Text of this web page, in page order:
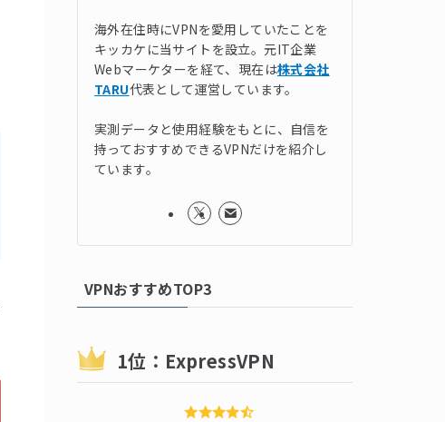
海外在住時にVPNを愛用していたことを
キッカケに当サイトを設立。元IT企業
Webマーケターを経て、現在は株式会社
TARU代表として運営しています。
実測データと使用経験をもとに、自信を
持っておすすめできるVPNだけを紹介し
ています。
VPNおすすめTOP3
1位：ExpressVPN